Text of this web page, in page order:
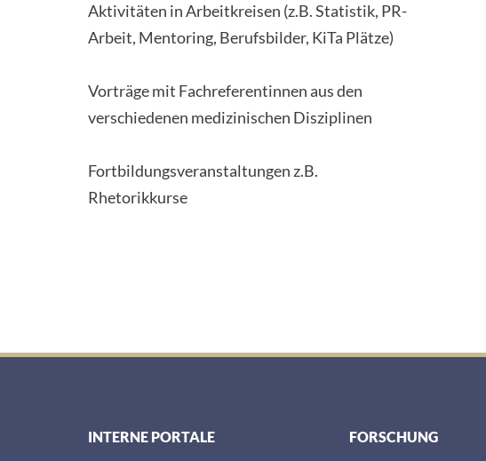
Aktivitäten in Arbeitkreisen (z.B. Statistik, PR-
Arbeit, Mentoring, Berufsbilder, KiTa Plätze)
Vorträge mit Fachreferentinnen aus den
verschiedenen medizinischen Disziplinen
Fortbildungsveranstaltungen z.B.
Rhetorikkurse
INTERNE PORTALE FORSCHUNG